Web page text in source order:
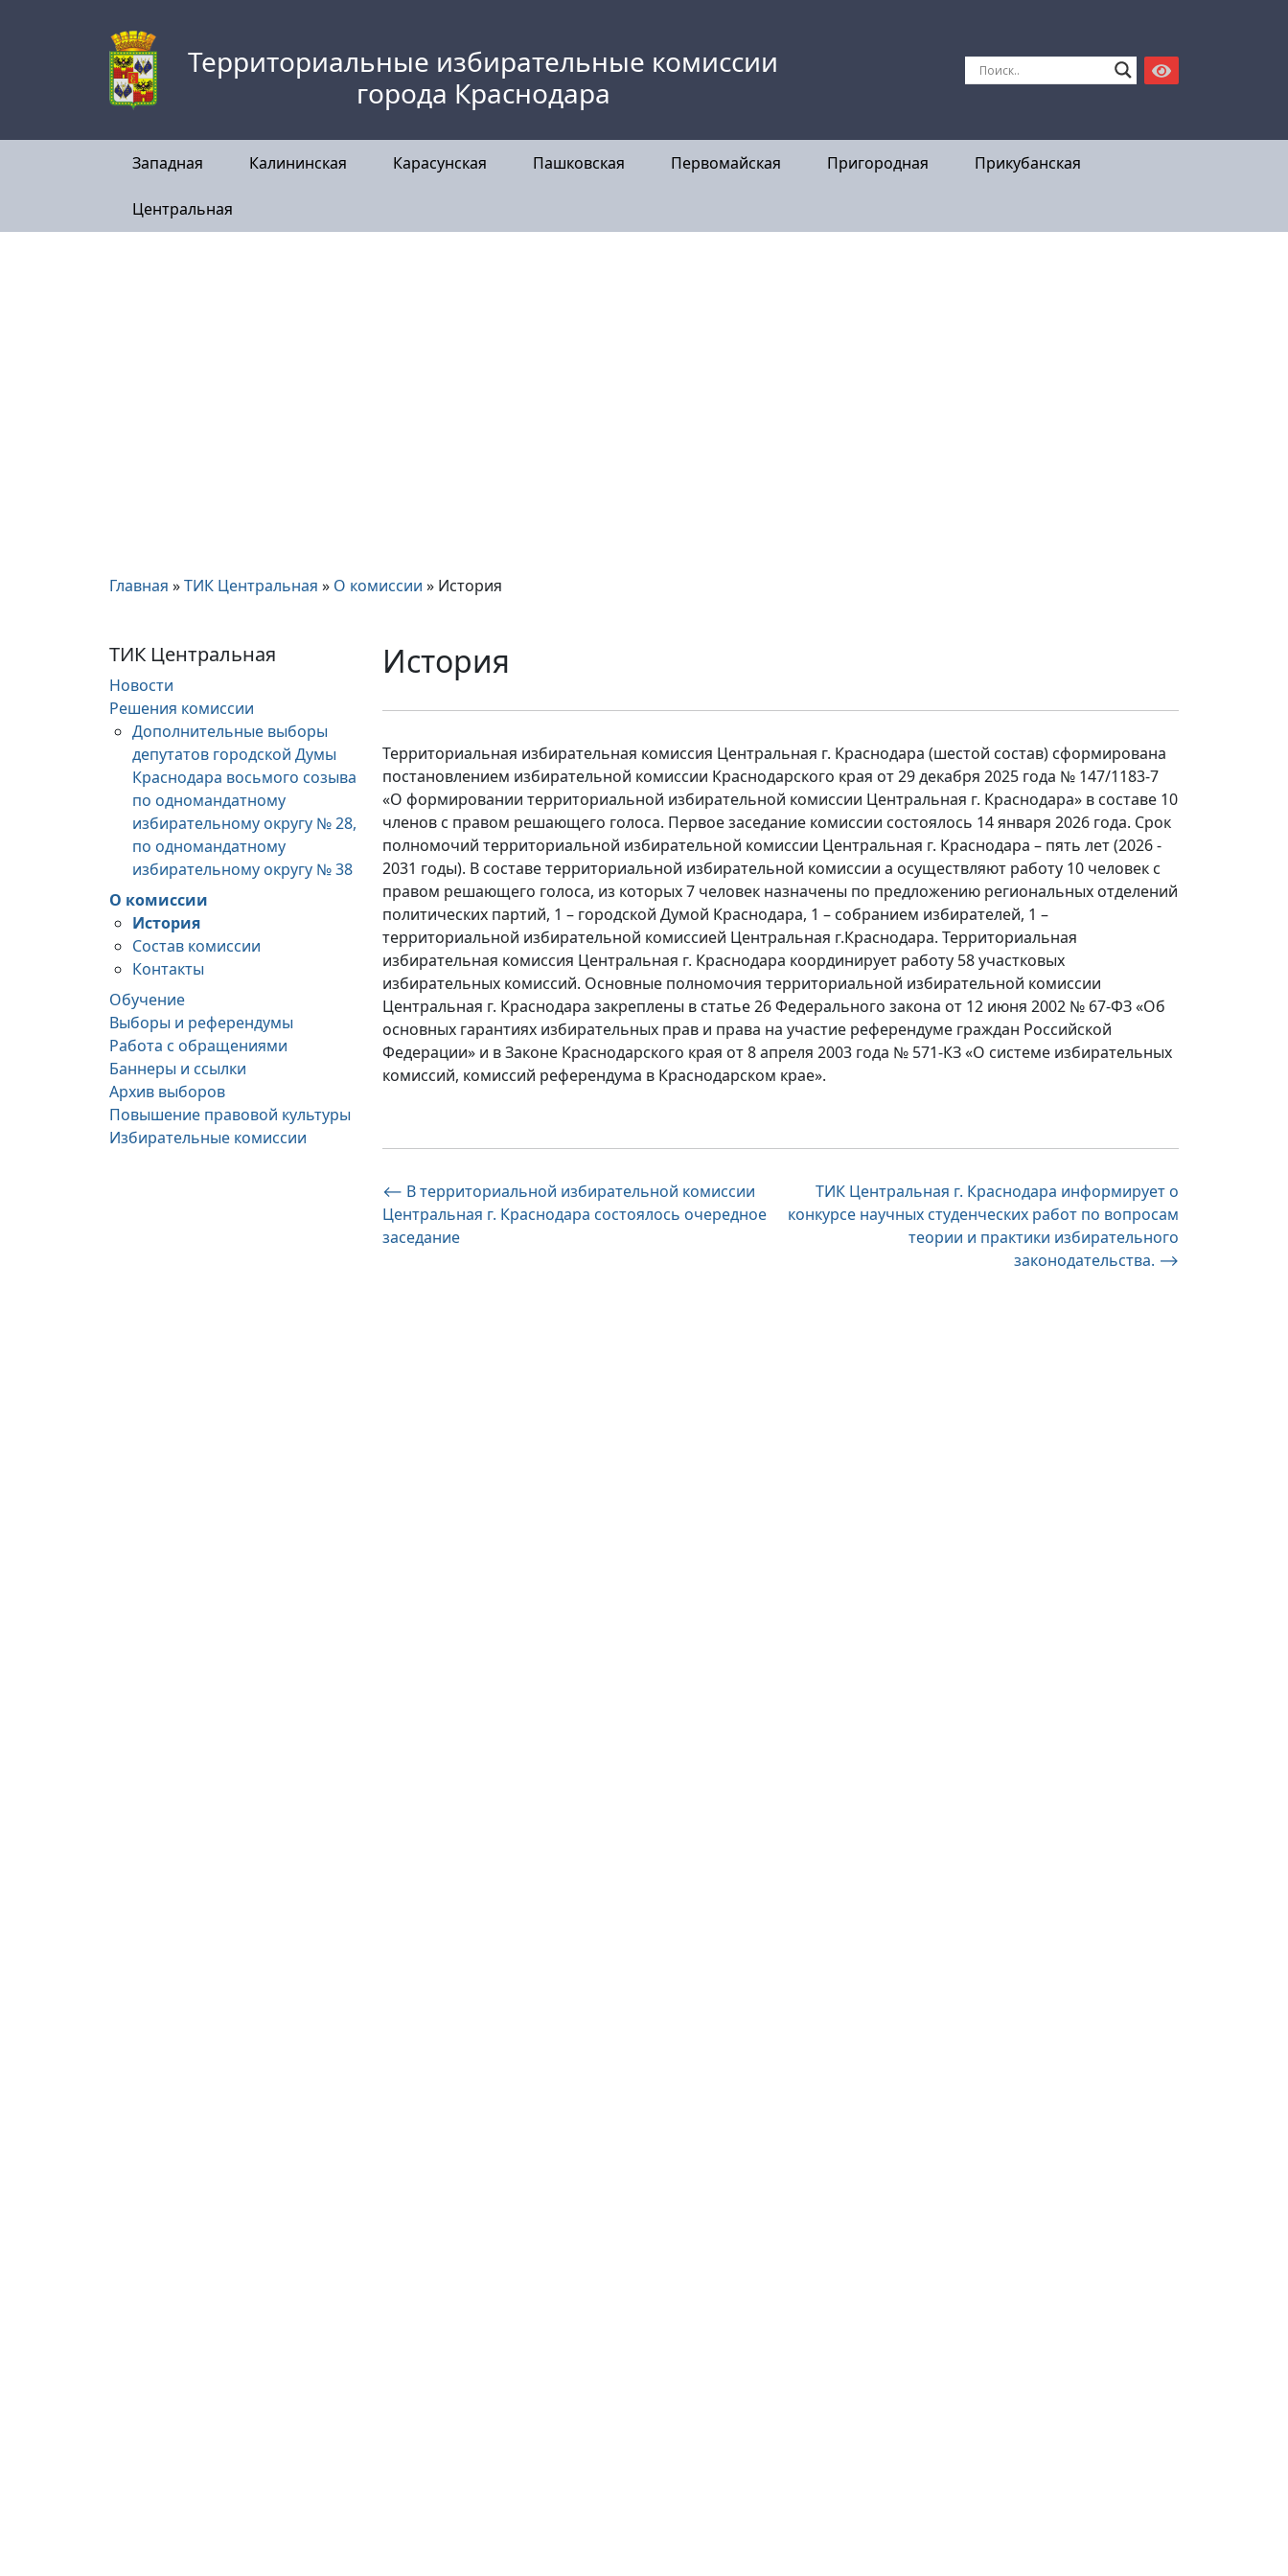
Территориальные избирательные комиссии
города Краснодара
Западная Калининская Карасунская Пашковская Первомайская Пригородная Прикубанская
Центральная
Главная »ТИК Центральная » О комиссии » История
ТИК Центральная
Новости
Решения комиссии
Дополнительные выборы
депутатов городской Думы
Краснодара восьмого созыва
по одномандатному
избирательному округу № 28,
по одномандатному
избирательному округу № 38
О комиссии
История
Состав комиссии
Контакты
Обучение
Выборы и референдумы
Работа с обращениями
Баннеры и ссылки
Архив выборов
Повышение правовой культуры
Избирательные комиссии
История
Территориальная избирательная комиссия Центральная г. Краснодара (шестой состав) сформирована
постановлением избирательной комиссии Краснодарского края от 29 декабря 2025 года № 147/1183-7
«О формировании территориальной избирательной комиссии Центральная г. Краснодара» в составе 10
членов с правом решающего голоса. Первое заседание комиссии состоялось 14 января 2026 года. Срок
полномочий территориальной избирательной комиссии Центральная г. Краснодара – пять лет (2026 -
2031 годы). В составе территориальной избирательной комиссии а осуществляют работу 10 человек с
правом решающего голоса, из которых 7 человек назначены по предложению региональных отделений
политических партий, 1 – городской Думой Краснодара, 1 – собранием избирателей, 1 –
территориальной избирательной комиссией Центральная г.Краснодара. Территориальная
избирательная комиссия Центральная г. Краснодара координирует работу 58 участковых
избирательных комиссий. Основные полномочия территориальной избирательной комиссии
Центральная г. Краснодара закреплены в статье 26 Федерального закона от 12 июня 2002 № 67-ФЗ «Об
основных гарантиях избирательных прав и права на участие референдуме граждан Российской
Федерации» и в Законе Краснодарского края от 8 апреля 2003 года № 571-КЗ «О системе избирательных
комиссий, комиссий референдума в Краснодарском крае».
Навигация
по
⟵ В территориальной избирательной комиссии
Центральная г. Краснодара состоялось очередное
заседание
ТИК Центральная г. Краснодара информирует о
конкурсе научных студенческих работ по вопросам
теории и практики избирательного
законодательства. ⟶